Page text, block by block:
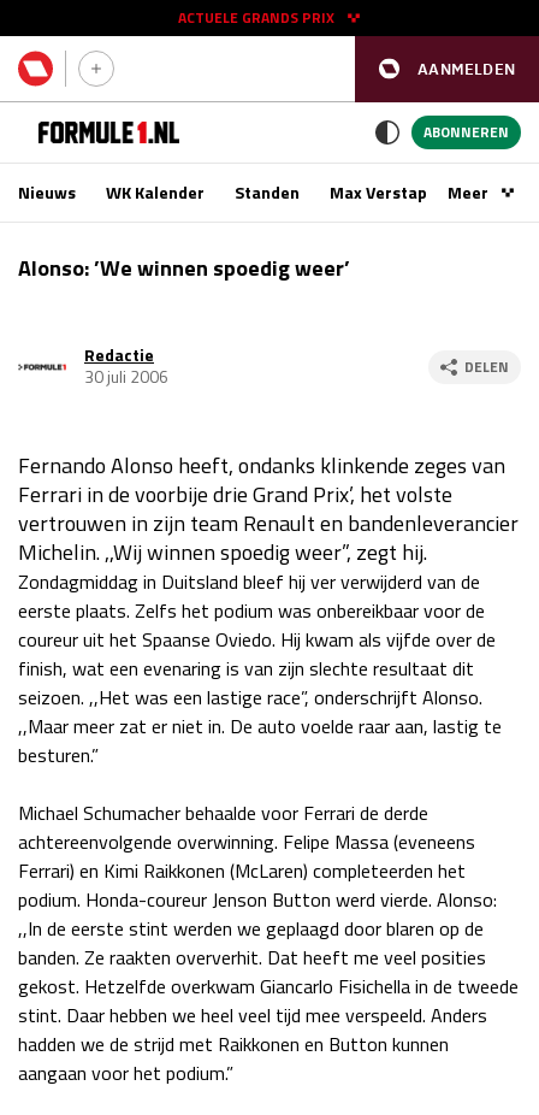
AANMELDEN
ACTUELE GRANDS PRIX
11 - 13 sep
Race
Kwalificatie
vr 14:00 - 15:00
Race
za 13:00 - 15:00
GP SINGAPORE 2026 09 - 11 okt
Kwalificatie
za 15:00 - 16:00
Race
zo 14:00 - 16:00
GP VERENIGDE STATEN 2026 23 - 25 okt
Race
zo 21:00 - 23:00
GP MEXICO 2026 30 okt - 01 nov
Kwalificatie
GP SÃO PAULO 2026 06 - 08 nov
Kwalificatie
za 19:00 - 20:00
Race
zo 18:00 - 20:00
LAS VEGAS GRAND PRIX 2026 20 - 22 nov
ABONNEREN
Nieuws WK Kalender Standen Max VerstappenMeer
Alonso: ’We winnen spoedig weer’
Redactie
30 juli 2006
DELEN
Fernando Alonso heeft, ondanks klinkende zeges van
Ferrari in de voorbije drie Grand Prix’, het volste
vertrouwen in zijn team Renault en bandenleverancier
Michelin. ,,Wij winnen spoedig weer”, zegt hij.
Zondagmiddag in Duitsland bleef hij ver verwijderd van de
eerste plaats. Zelfs het podium was onbereikbaar voor de
coureur uit het Spaanse Oviedo. Hij kwam als vijfde over de
finish, wat een evenaring is van zijn slechte resultaat dit
seizoen. ,,Het was een lastige race”, onderschrijft Alonso.
,,Maar meer zat er niet in. De auto voelde raar aan, lastig te
besturen.”
Michael Schumacher behaalde voor Ferrari de derde
achtereenvolgende overwinning. Felipe Massa (eveneens
Ferrari) en Kimi Raikkonen (McLaren) completeerden het
podium. Honda-coureur Jenson Button werd vierde. Alonso:
,,In de eerste stint werden we geplaagd door blaren op de
banden. Ze raakten oververhit. Dat heeft me veel posities
gekost. Hetzelfde overkwam Giancarlo Fisichella in de tweede
stint. Daar hebben we heel veel tijd mee verspeeld. Anders
hadden we de strijd met Raikkonen en Button kunnen
aangaan voor het podium.”